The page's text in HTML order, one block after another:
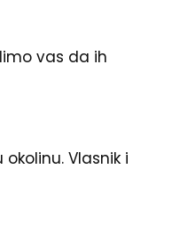
vas da ih
Vlasnik i